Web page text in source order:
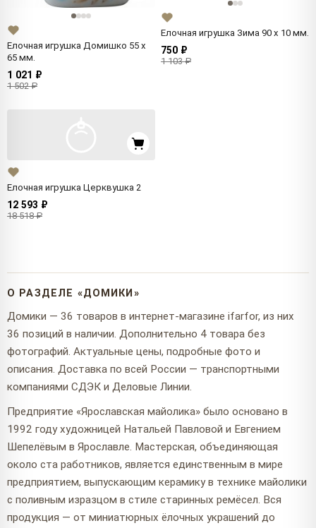
Елочная игрушка Домишко 55 x
65 мм.
1 021 ₽
1 502 ₽
Елочная игрушка Зима 90 x 10 мм.
750 ₽
1 103 ₽
Елочная игрушка Церквушка 2
12 593 ₽
18 518 ₽
О РАЗДЕЛЕ «ДОМИКИ»
Домики — 36 товаров в интернет-магазине ifarfor, из них
36 позиций в наличии. Дополнительно 4 товара без
фотографий. Актуальные цены, подробные фото и
описания. Доставка по всей России — транспортными
компаниями СДЭК и Деловые Линии.
Предприятие «Ярославская майолика» было основано в
1992 году художницей Натальей Павловой и Евгением
Шепелёвым в Ярославле. Мастерская, объединяющая
около ста работников, является единственным в мире
предприятием, выпускающим керамику в технике майолики
с поливным изразцом в стиле старинных ремёсел. Вся
продукция — от миниатюрных ёлочных украшений до